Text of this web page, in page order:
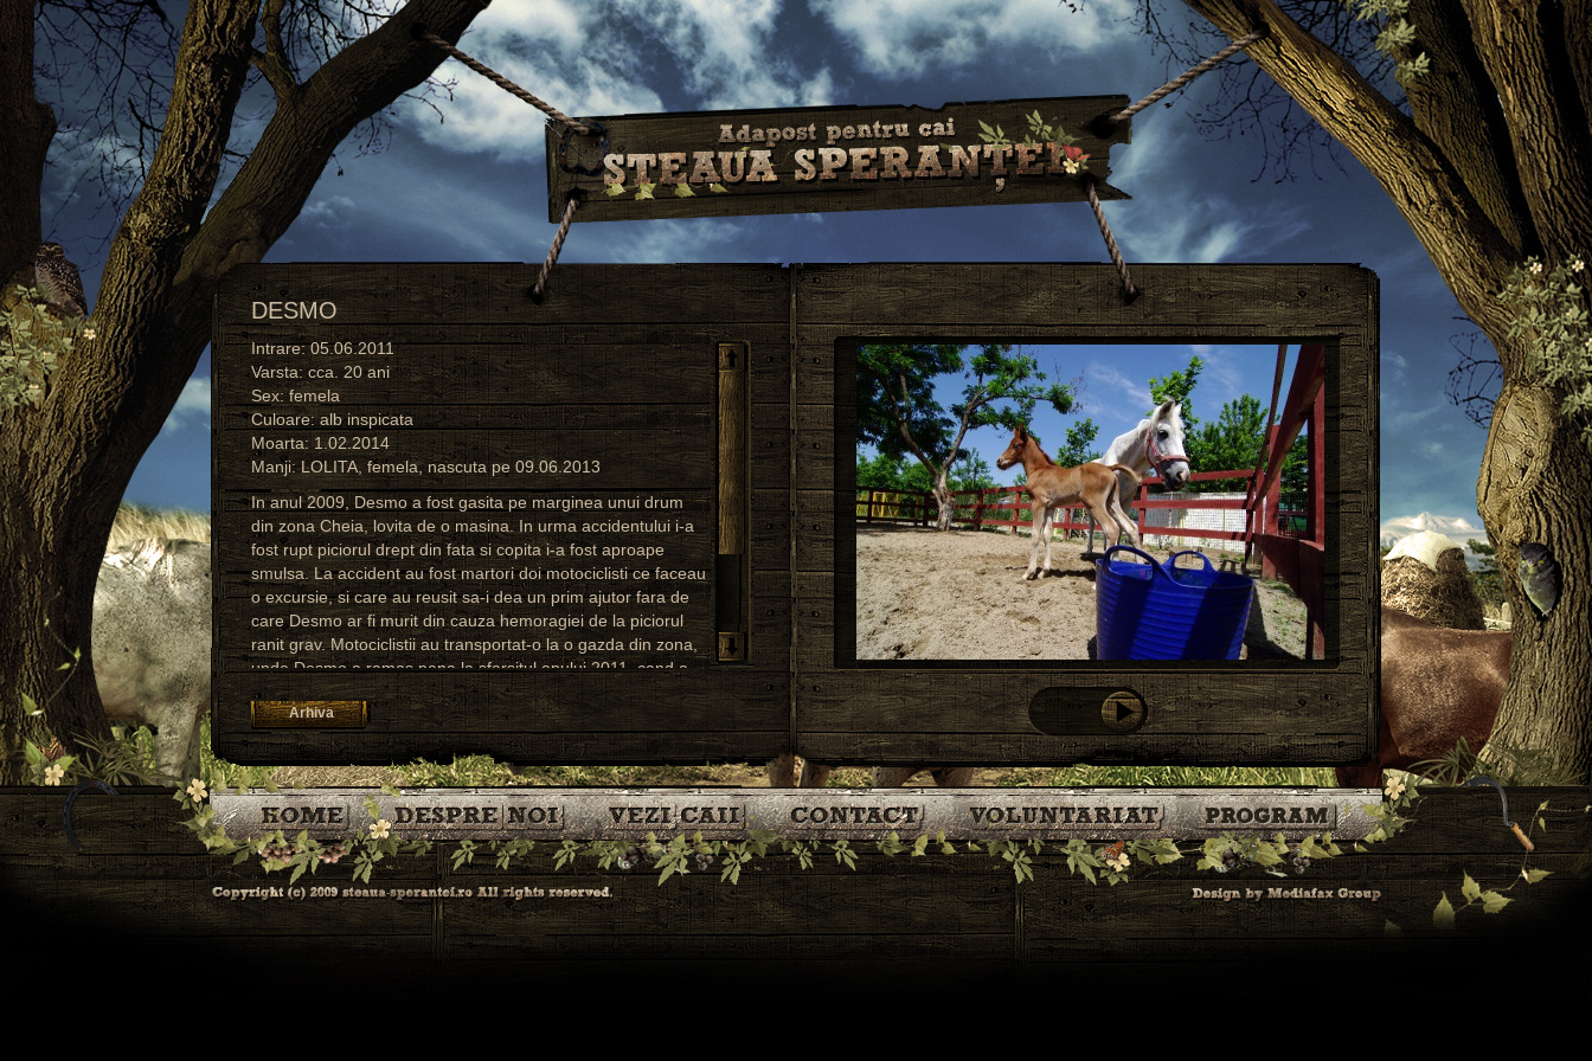
DESMO
Intrare: 05.06.2011
Varsta: cca. 20 ani
Sex: femela
Culoare: alb inspicata
Moarta: 1.02.2014
Manji: LOLITA, femela, nascuta pe 09.06.2013
In anul 2009, Desmo a fost gasita pe marginea unui drum
din zona Cheia, lovita de o masina. In urma accidentului i-a
fost rupt piciorul drept din fata si copita i-a fost aproape
smulsa. La accident au fost martori doi motociclisti ce faceau
o excursie, si care au reusit sa-i dea un prim ajutor fara de
care Desmo ar fi murit din cauza hemoragiei de la piciorul
ranit grav. Motociclistii au transportat-o la o gazda din zona,
unde Desmo a ramas pana la sfarsitul anului 2011, cand a
fost adusa la Adapost. Surprinzator, copita a crescut la loc si
piciorul s-a refacut suficient cat sa poata pasi. Pe 9 iunie
2013 a nascut-o pe Lolita, o manza roiba care mosteneste
temperamentul bland al mamei.
Din pacate, Desmo a murit pe 1 februarie 2014.”
Arhiva